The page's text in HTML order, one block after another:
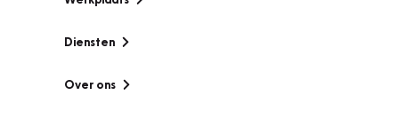
Diensten
Over ons